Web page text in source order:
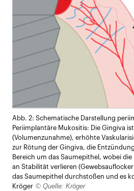
Abb. 2: Schematische Darstellung
Periimplantäre Mukositis: Die Gingiva
(Volumenzunahme), erhöhte
zur Rötung der Gingiva, die
Bereich um das Saumepithel, wobei
an Stabilität verlieren
das Saumepithel durchstoßen und es
Kröger © Quelle: Kröger